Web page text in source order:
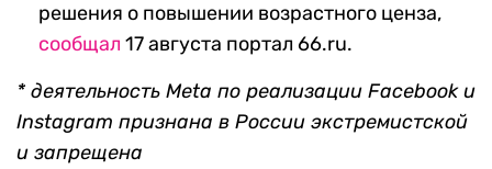
решения о повышении возрастного ценза,
сообщал 17 августа портал 66.ru.
* деятельность Meta по реализации Facebook и
Instagram признана в России экстремистской
и запрещена